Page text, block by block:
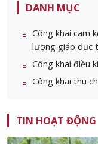
DANH MỤC
Công khai cam
lượng giáo dục
Công khai điều
Công khai thu
TIN HOẠT ĐỘNG